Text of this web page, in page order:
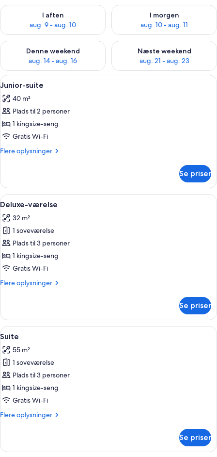
I aften
aug. 9 - aug. 10
Tjek tilgængelighed for i aften aug. 9 - aug. 10
I morgen
aug. 10 - aug. 11
Tjek tilgængelighed for i
Denne weekend
aug. 14 - aug. 16
Tjek tilgængelighed for denne weekend aug. 14 - aug. 16
Næste weekend
aug. 21 - aug. 23
Tjek tilgængelighed for næste
Indlæs
alle
billeder
af
Junior-
suite
Et hotelværelse med en stor seng,
7
Junior-suite
40 m²
Plads til 2 personer
1 kingsize-seng
Gratis Wi-Fi
Flere oplysninger
Flere
suite
Se priser
Indlæs
alle
billeder
af
Deluxe-
værelse
Et hotelværelse med en stor seng, et
6
Deluxe-værelse
32 m²
1 soveværelse
Plads til 3 personer
1 kingsize-seng
Gratis Wi-Fi
Flere oplysninger
Flere
værelse
Se priser
Indlæs
alle
billeder
af
Suite
Et moderne hotelværelse med en
7
Suite
55 m²
1 soveværelse
Plads til 3 personer
1 kingsize-seng
Gratis Wi-Fi
Flere oplysninger
Flere
Se priser